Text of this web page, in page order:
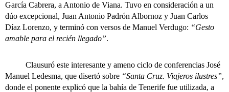
García Cabrera, a Antonio de Viana. Tuvo en consideración a un
dúo excepcional, Juan Antonio Padrón Albornoz y Juan Carlos
Díaz Lorenzo, y terminó con versos de Manuel Verdugo: “Gesto
amable para el recién llegado”.
Clausuró este interesante y ameno ciclo de conferencias José
Manuel Ledesma, que disertó sobre “Santa Cruz. Viajeros ilustres”,
donde el ponente explicó que la bahía de Tenerife fue utilizada, a